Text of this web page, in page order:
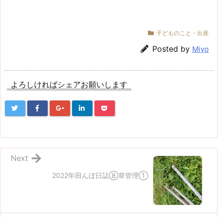
子どものこと・出産
Posted by Miyo
よろしければシェアお願いします
2022年田んぼ日誌⑧草管理①
Next